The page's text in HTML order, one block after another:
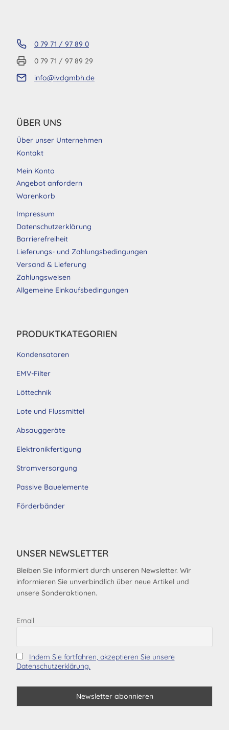
0 79 71 / 97 89 0
0 79 71 / 97 89 29
info@ivdgmbh.de
ÜBER UNS
Über unser Unternehmen
Kontakt
Mein Konto
Angebot anfordern
Warenkorb
Impressum
Datenschutzerklärung
Barrierefreiheit
Lieferungs- und Zahlungsbedingungen
Versand & Lieferung
Zahlungsweisen
Allgemeine Einkaufsbedingungen
PRODUKTKATEGORIEN
Kondensatoren
EMV-Filter
Löttechnik
Lote und Flussmittel
Absauggeräte
Elektronikfertigung
Stromversorgung
Passive Bauelemente
Förderbänder
UNSER NEWSLETTER
Bleiben Sie informiert durch unseren Newsletter. Wir
informieren Sie unverbindlich über neue Artikel und
unsere Sonderaktionen.
Email
Indem Sie fortfahren, akzeptieren Sie unsere
Datenschutzerklärung.